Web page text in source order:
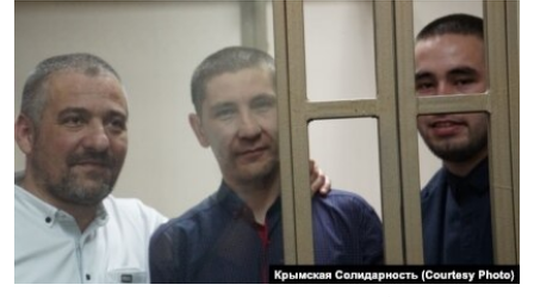
ІНТЕРВ'Ю
ВСЕ ЗА ДЕНЬ
СПЕЦПРОЕКТИ
ДЕПОРТАЦІЯ
ВІДЕОУРОКИ «ELIFBE»
СВІДЧЕННЯ ОКУПАЦІЇ
УКРАЇНСЬКА ПРОБЛЕМА КРИМУ
ЯК ОБІЙТИ БЛОКУВАННЯ
Русский
Qırımtatar